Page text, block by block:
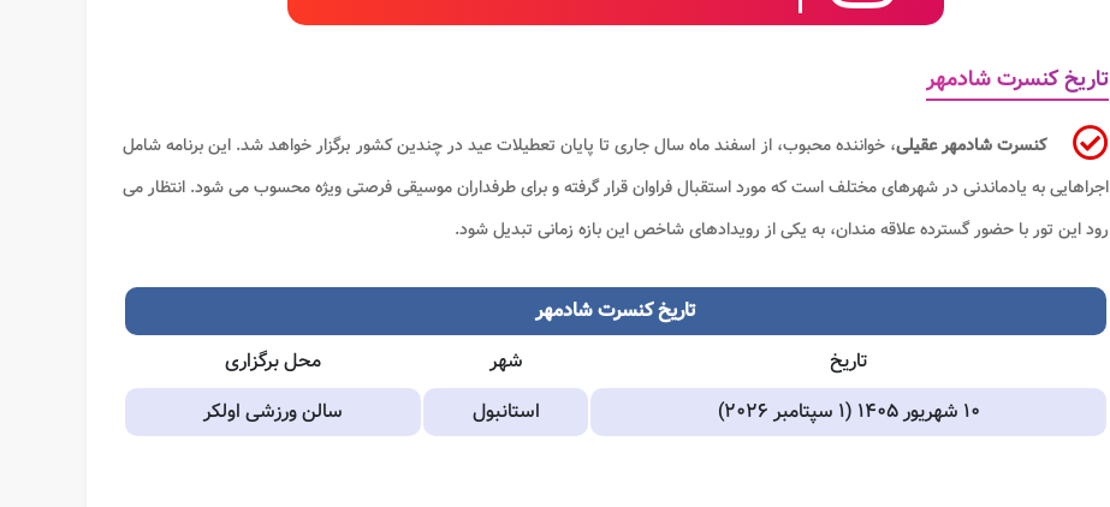
تاریخ کنسرت شادمهر
کنسرت شادمهر عقیلی، خواننده محبوب، از اسفند ماه سال جاری تا پایان تعطیلات عید در چندین کشور برگزار خواهد شد. این برنامه شامل
اجراهایی به یادماندنی در شهرهای مختلف است که مورد استقبال فراوان قرار گرفته و برای طرفداران موسیقی فرصتی ویژه محسوب می شود. انتظار می
رود این تور با حضور گسترده علاقه مندان، به یکی از رویدادهای شاخص این بازه زمانی تبدیل شود.
تاریخ کنسرت شادمهر
تاریخ
شهر
محل برگزاری
۱۰ شهریور ۱۴۰۵ (۱ سپتامبر ۲۰۲۶)
استانبول سالن ورزشی اولکر